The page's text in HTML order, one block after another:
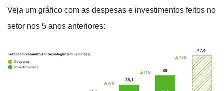
Veja um gráfico com as despesas e investimentos feitos no
setor nos 5 anos anteriores: